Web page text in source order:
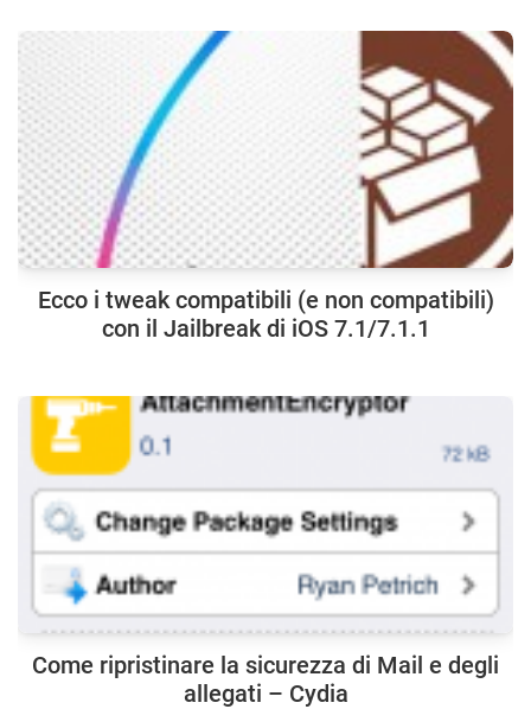
Ecco i tweak compatibili (e non compatibili)
con il Jailbreak di iOS 7.1/7.1.1
Come ripristinare la sicurezza di Mail e degli
allegati – Cydia